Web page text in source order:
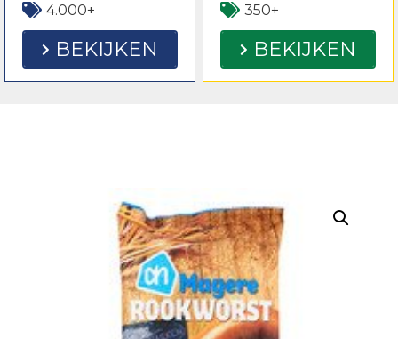
4.000+
BEKIJKEN
350+
BEKIJKEN